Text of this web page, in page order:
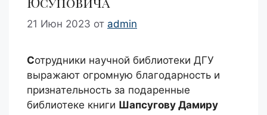
21 Июн 2023 от admin
Сотрудники научной библиотеки ДГУ
выражают огромную благодарность и
признательность за подаренные
библиотеке книги Шапсугову Дамиру